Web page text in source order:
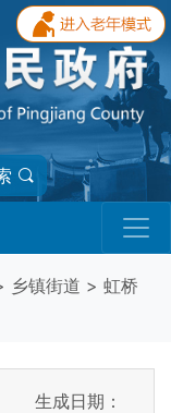
乡镇街道 > 虹桥
生成日期：